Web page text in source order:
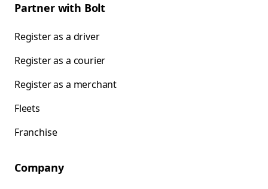
Partner with Bolt
Register as a driver
Register as a courier
Register as a merchant
Fleets
Franchise
Company